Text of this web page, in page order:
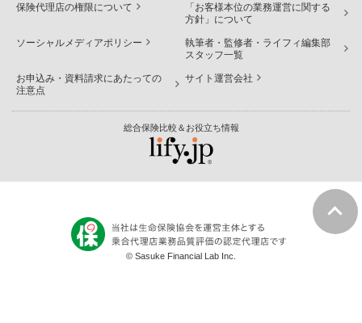
保険代理店の権限について
「お客様本位の業務運営に関する
方針」について
ソーシャルメディアポリシー
執筆者・監修者・ライフィ編集部
スタッフ一覧
お申込み・資料請求にあたっての
注意点
サイト運営会社
総合保険比較＆お役立ち情報
© Sasuke Financial Lab Inc.